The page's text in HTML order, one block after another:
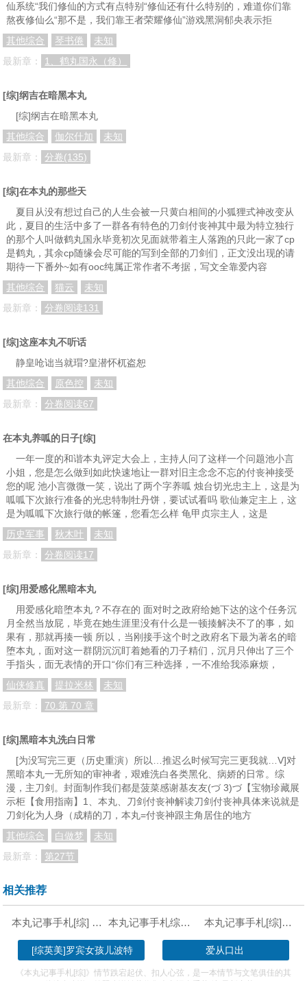
分卷阅读76 分卷阅读77 分卷阅读78
分卷阅读82
分卷阅读88
分卷阅读94
分卷阅读103 分卷阅读104 分卷阅读105
分卷阅读106 分卷阅读107 分卷阅读108
分卷阅读112
分卷阅读118
分卷阅读124
分卷阅读133 分卷阅读134 分卷阅读135
分卷阅读136 分卷阅读137 分卷阅读138
分卷阅读142
分卷阅读148
分卷阅读151 分卷阅读152 分卷阅读153
分卷阅读154 分卷阅读155 分卷阅读156
分卷阅读157 分卷阅读158 分卷阅读159
分卷阅读160
分卷阅读166
分卷阅读169 分卷阅读170 分卷阅读171
分卷阅读172 分卷阅读173 分卷阅读174
分卷阅读175 分卷阅读176 分卷阅读177
分卷阅读178
分卷阅读184
分卷阅读187 分卷阅读188 分卷阅读189
分卷阅读190 分卷阅读191 分卷阅读192
仙系统“我们修仙的方式有点特别“修仙还有什么特别的，难道你们靠
熬夜修仙么“那不是，我们靠王者荣耀修仙”游戏黑洞郁央表示拒
其他综合
琴书倦
未知
最新章：
1、鹤丸国永（修）
[综]纲吉在暗黑本丸
[综]纲吉在暗黑本丸
其他综合
伽尔什加
未知
最新章：
分卷(135)
[综]在本丸的那些天
夏目从没有想过自己的人生会被一只黄白相间的小狐狸式神改变从
此，夏目的生活中多了一群各有特色的刀剑付丧神其中最为特立独行
的那个人叫做鹤丸国永毕竟初次见面就带着主人落跑的只此一家了cp
是鹤丸，其余cp随缘会尽可能的写到全部的刀剑们，正文没出现的请
期待一下番外~如有ooc纯属正常作者不考据，写文全靠爱内容
其他综合
猫云
未知
最新章：
分卷阅读131
[综]这座本丸不听话
静皇呛诎当就瑁?皇潜怀杌盗恕
其他综合
原色控
未知
最新章：
分卷阅读67
在本丸养呱的日子[综]
一年一度的和谐本丸评定大会上，主持人问了这样一个问题池小言
小姐，您是怎么做到如此快速地让一群对旧主念念不忘的付丧神接受
您的呢 池小言微微一笑，说出了两个字养呱 烛台切光忠主上，这是为
呱呱下次旅行准备的光忠特制牡丹饼，要试试看吗 歌仙兼定主上，这
是为呱呱下次旅行做的帐篷，您看怎么样 龟甲贞宗主人，这是
历史军事
秋木叶
未知
最新章：
分卷阅读17
[综]用爱感化黑暗本丸
用爱感化暗堕本丸？不存在的 面对时之政府给她下达的这个任务沉
月全然当放屁，毕竟在她生涯里没有什么是一顿揍解决不了的事，如
果有，那就再揍一顿 所以，当刚接手这个时之政府名下最为著名的暗
堕本丸，面对这一群阴沉沉盯着她看的刀子精们，沉月只伸出了三个
手指头，面无表情的开口“你们有三种选择，一不准给我添麻烦，
仙侠修真
提拉米林
未知
最新章：
70.第 70 章
[综]黑暗本丸洗白日常
[为没写完三更（历史重演）所以…推迟么时候写完三更我就…V]对
黑暗本丸一无所知的审神者，艰难洗白各类黑化、病娇的日常。综
漫，主刀剑。封面制作我们都是菠菜感谢基友友(づ 3)づ【宝物珍藏展
示柜【食用指南】1、本丸、刀剑付丧神解读刀剑付丧神具体来说就是
刀剑化为人身（成精的刀，本丸=付丧神跟主角居住的地方
其他综合
白做梦
未知
最新章：
第27节
相关推荐
本丸记事手札[综] 下载 本丸记事手札综百度云 本丸记事手札[综]作者:大叶子酒
[综英美]罗宾女孩儿波特 爱从口出
《本丸记事手札[综]》情节跌宕起伏、扣人心弦，是一本情节与文笔俱佳的其